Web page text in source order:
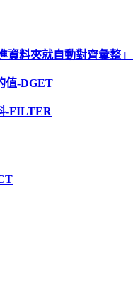
資料夾就自動對齊彙整
值-DGET
-FILTER